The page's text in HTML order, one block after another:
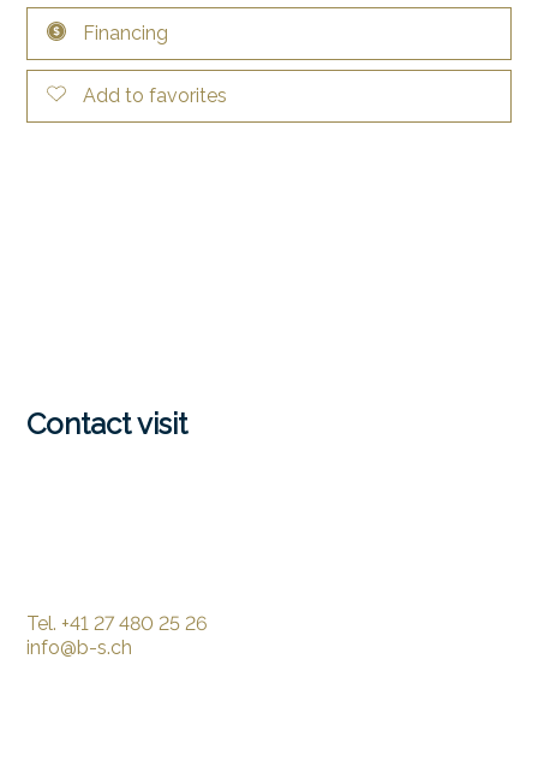
Financing
Add to favorites
Contact visit
Tel. +41 27 480 25 26
info@b-s.ch